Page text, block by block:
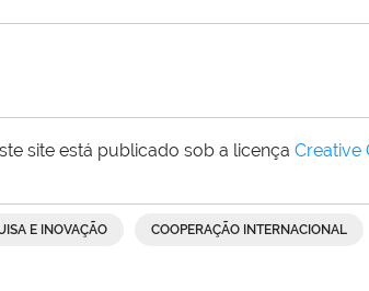
site está publicado sob a licença Creative
E INOVAÇÃO COOPERAÇÃO INTERNACIONAL